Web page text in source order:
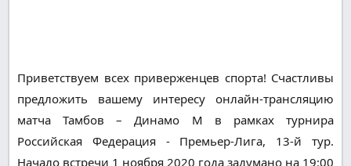
Приветствуем всех приверженцев спорта! Счастливы
предложить вашему интересу онлайн-трансляцию
матча Тамбов – Динамо М в рамках турнира
Российская Федерация - Премьер-Лига, 13-й тур.
Начало встречи 1 ноября 2020 года задумано на 19:00